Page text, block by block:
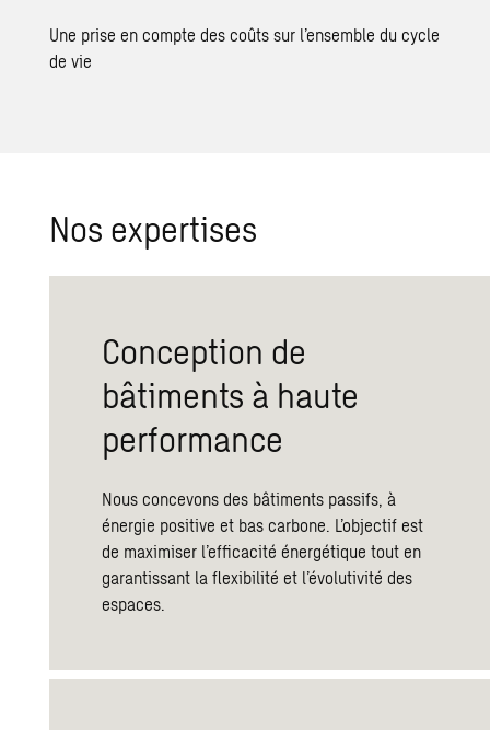
Une prise en compte des coûts sur l’ensemble du cycle
de vie
Nos expertises
Conception de
bâtiments à haute
performance
Nous concevons des bâtiments passifs, à
énergie positive et bas carbone. L’objectif est
de maximiser l’efficacité énergétique tout en
garantissant la flexibilité et l’évolutivité des
espaces.